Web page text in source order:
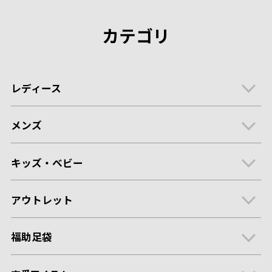
カテゴリ
レディース
メンズ
キッズ・ベビー
アウトレット
福助足袋